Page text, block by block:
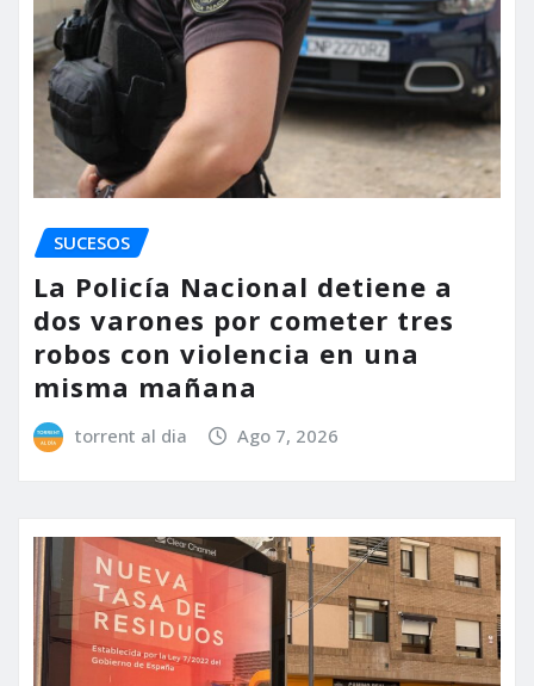
SUCESOS
La Policía Nacional detiene a
dos varones por cometer tres
robos con violencia en una
misma mañana
torrent al dia Ago 7, 2026